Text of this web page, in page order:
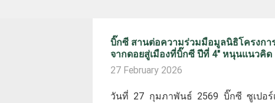
บิ๊กซี สานต่อความร่วมมือมูลนิธิโครงกา
จากดอยสู่เมืองที่บิ๊กซี ปีที่ 4" หนุนแนวคิด
27 February 2026
วันที่ 27 กุมภาพันธ์ 2569 บิ๊กซี ซูเปอร์